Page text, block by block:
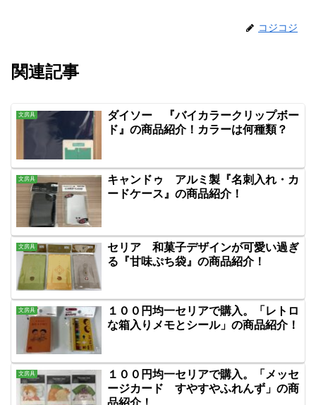
コジコジ
関連記事
文房具
ダイソー 『バイカラークリップボー
ド』の商品紹介！カラーは何種類？
文房具
キャンドゥ アルミ製『名刺入れ・カ
ードケース』の商品紹介！
文房具
セリア 和菓子デザインが可愛い過ぎ
る『甘味ぷち袋』の商品紹介！
文房具
１００円均一セリアで購入。「レトロ
な箱入りメモとシール」の商品紹介！
文房具
１００円均一セリアで購入。「メッセ
ージカード すやすやふれんず」の商